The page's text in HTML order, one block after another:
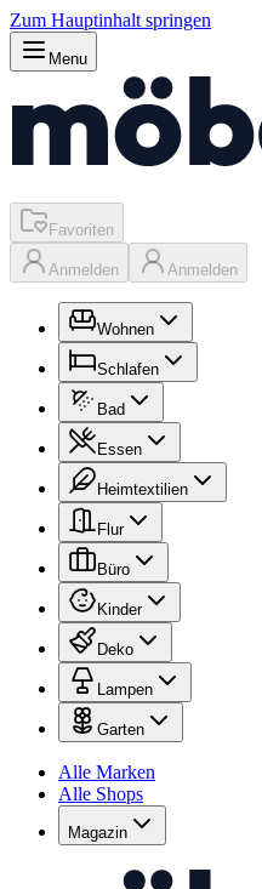
Zum Hauptinhalt springen
Menu
Favoriten
Anmelden Anmelden
Wohnen
Schlafen
Bad
Essen
Heimtextilien
Flur
Büro
Kinder
Deko
Lampen
Garten
Alle Marken
Alle Shops
Magazin